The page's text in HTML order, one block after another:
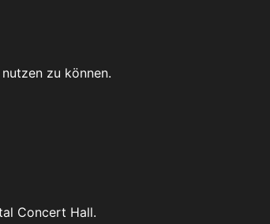
zu können.
Concert Hall.